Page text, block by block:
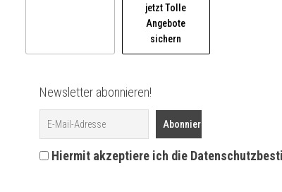
jetzt Tolle
Angebote
sichern
Newsletter abonnieren!
Hiermit akzeptiere ich die